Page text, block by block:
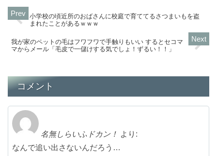
小学校の頃近所のおばさんに校庭で育ててるさつまいもを盗
まれたことがあるｗｗｗ
我が家のペットの毛はフワフワで手触りもいい するとセコマ
マからメール「毛皮で一儲けする気でしょ！ずるい！！」
コメント
名無しらいふドカン！ より:
なんで追い出さないんだろう…